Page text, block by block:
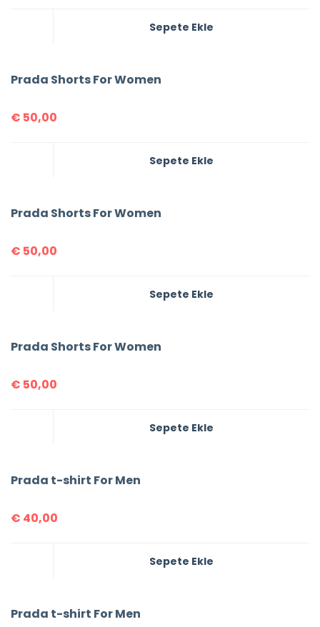
Sepete Ekle
Prada Shorts For Women
€ 50,00
Sepete Ekle
Prada Shorts For Women
€ 50,00
Sepete Ekle
Prada Shorts For Women
€ 50,00
Sepete Ekle
Prada t-shirt For Men
€ 40,00
Sepete Ekle
Prada t-shirt For Men